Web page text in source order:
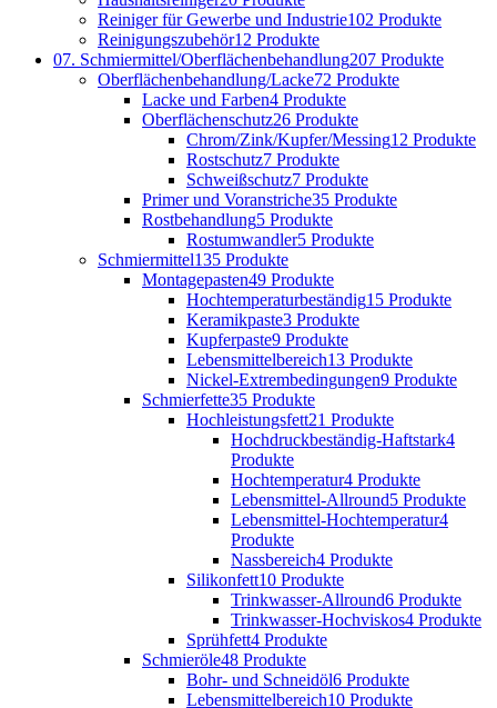
Reiniger für Gewerbe und Industrie102 Produkte
Reinigungszubehör12 Produkte
07. Schmiermittel/Oberflächenbehandlung207 Produkte
Oberflächenbehandlung/Lacke72 Produkte
Lacke und Farben4 Produkte
Oberflächenschutz26 Produkte
Chrom/Zink/Kupfer/Messing12 Produkte
Rostschutz7 Produkte
Schweißschutz7 Produkte
Primer und Voranstriche35 Produkte
Rostbehandlung5 Produkte
Rostumwandler5 Produkte
Schmiermittel135 Produkte
Montagepasten49 Produkte
Hochtemperaturbeständig15 Produkte
Keramikpaste3 Produkte
Kupferpaste9 Produkte
Lebensmittelbereich13 Produkte
Nickel-Extrembedingungen9 Produkte
Schmierfette35 Produkte
Hochleistungsfett21 Produkte
Hochdruckbeständig-Haftstark4
Produkte
Hochtemperatur4 Produkte
Lebensmittel-Allround5 Produkte
Lebensmittel-Hochtemperatur4
Produkte
Nassbereich4 Produkte
Silikonfett10 Produkte
Trinkwasser-Allround6 Produkte
Trinkwasser-Hochviskos4 Produkte
Sprühfett4 Produkte
Schmieröle48 Produkte
Bohr- und Schneidöl6 Produkte
Lebensmittelbereich10 Produkte